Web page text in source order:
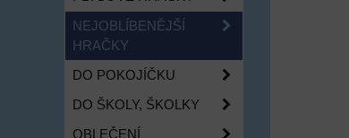
NEJOBLÍBENĚJŠÍ
HRAČKY
DO POKOJÍČKU
DO ŠKOLY, ŠKOLKY
OBLEČENÍ